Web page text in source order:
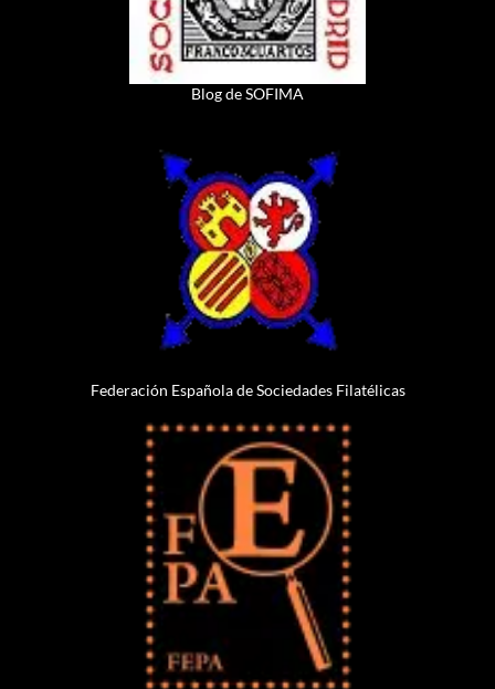
Blog de SOFIMA
Federación Española de Sociedades Filatélicas